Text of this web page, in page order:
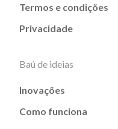
Termos e condições
Privacidade
Baú de ideias
Inovações
Como funciona